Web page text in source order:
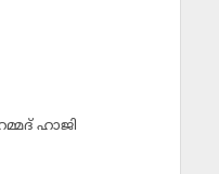
ഹാജി